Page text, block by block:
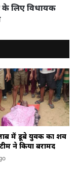
के लिए विधायक
में डूबे युवक का शव
ने किया बरामद